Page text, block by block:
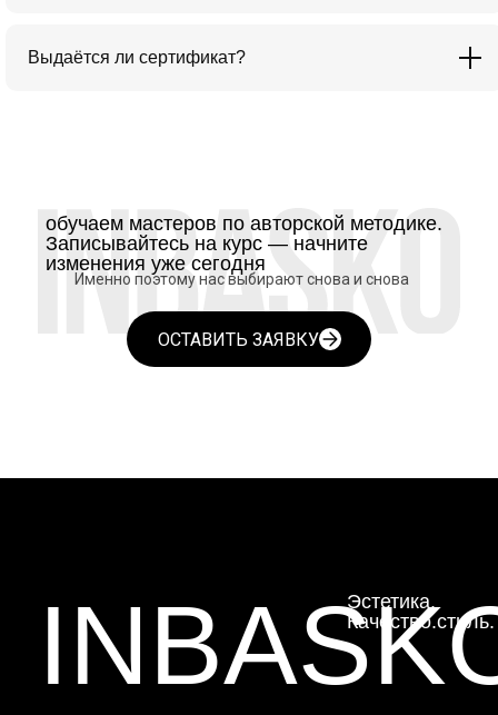
Выдаётся ли сертификат?
обучаем мастеров по авторской методике.
Записывайтесь на курс — начните
изменения уже сегодня
Именно поэтому нас выбирают снова и снова
ОСТАВИТЬ ЗАЯВКУ
Эстетика.
Качество.стиль.